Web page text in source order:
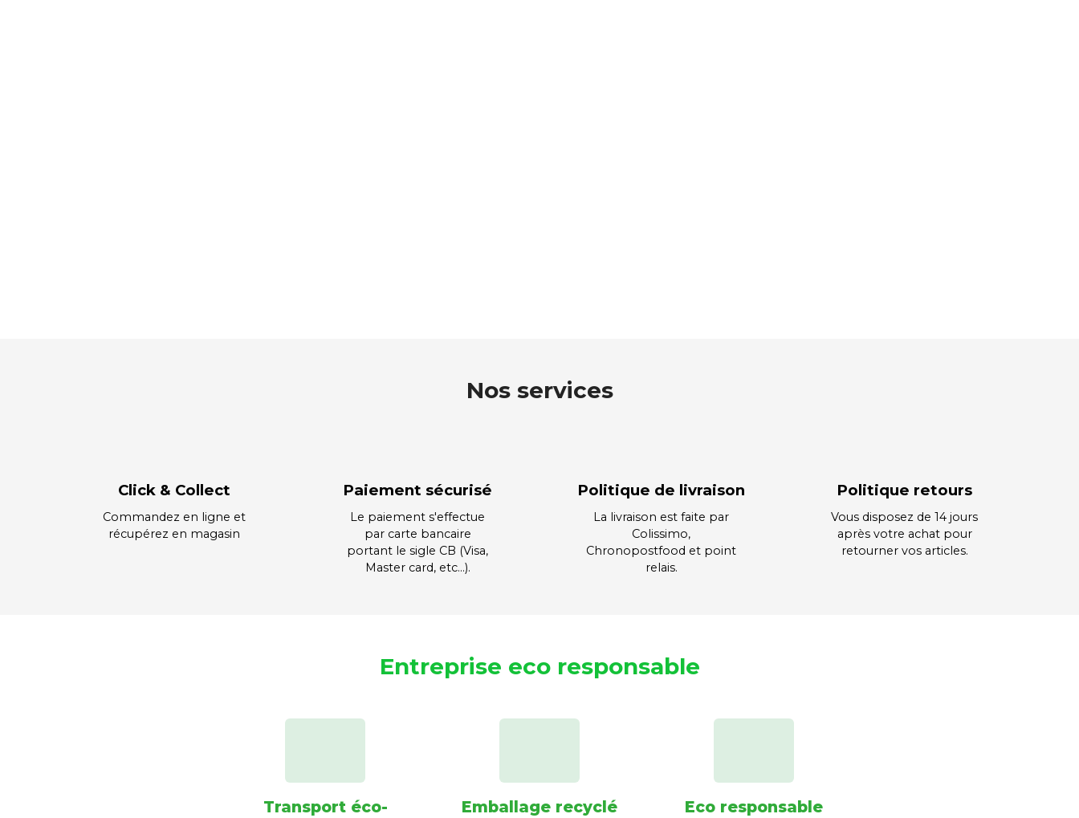
Nos services
Click & Collect
Commandez en ligne et
récupérez en magasin
Paiement sécurisé
Le paiement s'effectue
par carte bancaire
portant le sigle CB (Visa,
Master card, etc…).
Politique de livraison
La livraison est faite par
Colissimo,
Chronopostfood et point
relais.
Politique retours
Vous disposez de 14 jours
après votre achat pour
retourner vos articles.
Entreprise eco responsable
Transport éco- Emballage recyclé Eco responsable